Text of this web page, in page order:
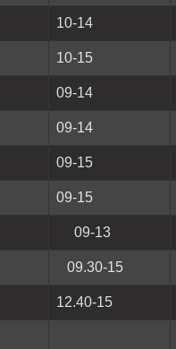
10-14
10-15
09-14
09-14
09-15
09-15
09-13
09.30-15
12.40-15